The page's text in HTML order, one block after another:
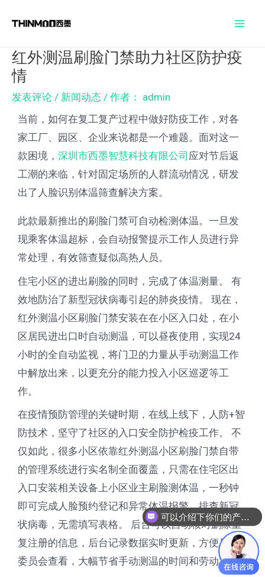
红外测温刷脸门禁助力社区防护疫
情
发表评论 / 新闻动态 / 作者： admin
当前，如何在复工复产过程中做好防疫工作，对各
家工厂、园区、企业来说都是一个难题。面对这一
款困境， 深圳市西墨智慧科技有限公司 应对节后返
工潮的来临，针对固定场所的人群流动情况，研发
出了人脸识别体温筛查解决方案。
此款最新推出的刷脸门禁可自动检测体温。一旦发
现乘客体温超标，会自动报警提示工作人员进行异
常处理，有效筛查疑似高热人员。
住宅小区的进出刷脸的同时，完成了体温测量。 有
效地防治了新型冠状病毒引起的肺炎疫情。 现在，
红外测温小区刷脸门禁安装在在小区入口处，在小
区居民进出口时自动测温，可以昼夜使用，实现24
小时的全自动监视，将门卫的力量从手动测温工作
中解放出来，以更充分的能力投入小区巡逻等工
作。
在疫情预防管理的关键时期，在线上线下，人防+智
防技术，坚守了社区的入口安全防护检疫工作。 不
仅如此，很多小区依靠红外测温小区刷脸门禁自带
的管理系统进行实名制全面覆盖，只需在住宅区出
入口安装相关设备上小区业主刷脸测体温，一秒钟
即可完成人脸预约登记和异常体温报警，排查新冠
状病毒，无需填写表格。 后台可以自动核对删除重
复注册的信息，后台记录数据实时更新，方便居民
委员会查看，大幅节省手动测温的时间和劳动力。
navigation
可以介绍下你们的产品么